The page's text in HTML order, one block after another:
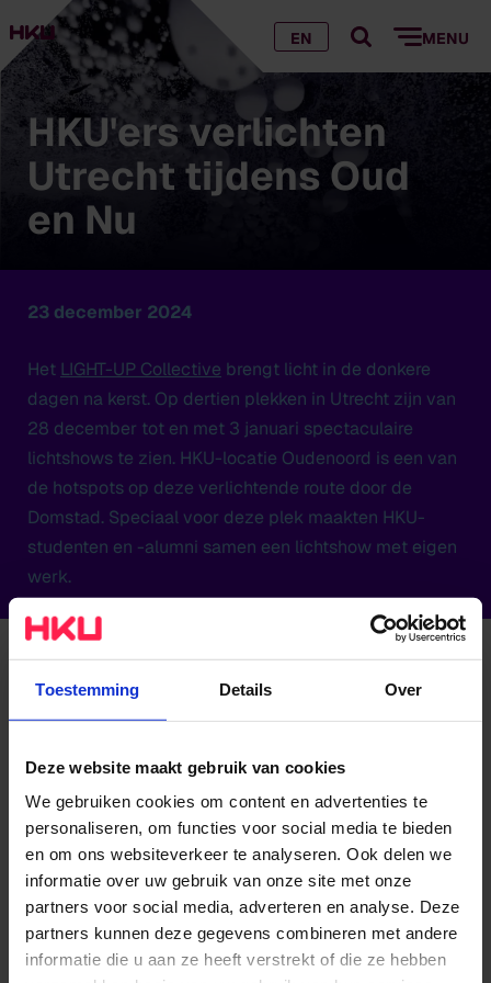
Toestemming Details Over
Deze website maakt gebruik van cookies
We gebruiken cookies om content en advertenties te
personaliseren, om functies voor social media te bieden
en om ons websiteverkeer te analyseren. Ook delen we
informatie over uw gebruik van onze site met onze
partners voor social media, adverteren en analyse. Deze
partners kunnen deze gegevens combineren met andere
informatie die u aan ze heeft verstrekt of die ze hebben
EN MENU
HKU'ers verlichten
Utrecht tijdens Oud
en Nu
23 december 2024
Het LIGHT-UP Collective brengt licht in de donkere
dagen na kerst. Op dertien plekken in Utrecht zijn van
28 december tot en met 3 januari spectaculaire
lichtshows te zien. HKU-locatie Oudenoord is een van
de hotspots op deze verlichtende route door de
Domstad. Speciaal voor deze plek maakten HKU-
studenten en -alumni samen een lichtshow met eigen
werk.
HKU'ers verlichten Utrecht tijdens Oud en Nu
Ook het HKU-pand aan Oudenoord is onderdeel van
and Mediatechnology. Een voorproefje van het
eindresultaat zie je
hier
. De hele show is te
bewonderen vanaf 28 december vanaf 17.00 uur aan
Oudenoord 700.
De deelnemende HKU-studenten en hun werk: